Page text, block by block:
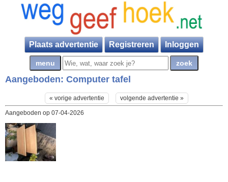
Plaats advertentie Registreren Inloggen
Aangeboden: Computer tafel
« vorige advertentie volgende advertentie »
Aangeboden op 07-04-2026